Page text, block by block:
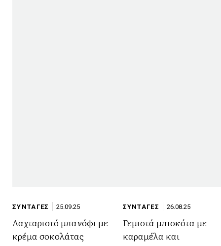
ΣΥΝΤΑΓΕΣ 25.09.25
Λαχταριστό μπανόφι με
κρέμα σοκολάτας
ΣΥΝΤΑΓΕΣ 26.08.25
Γεμιστά μπισκότα με
καραμέλα και